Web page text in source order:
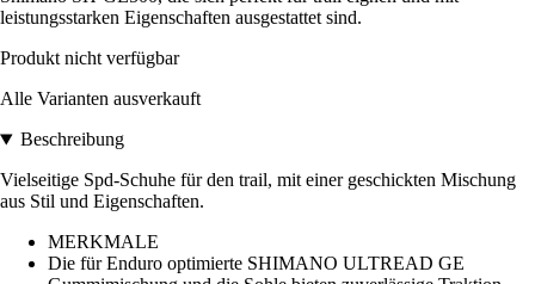
leistungsstarken Eigenschaften ausgestattet sind.
Produkt nicht verfügbar
Alle Varianten ausverkauft
Beschreibung
Vielseitige Spd-Schuhe für den trail, mit einer geschickten Mischung
aus Stil und Eigenschaften.
MERKMALE
Die für Enduro optimierte SHIMANO ULTREAD GE